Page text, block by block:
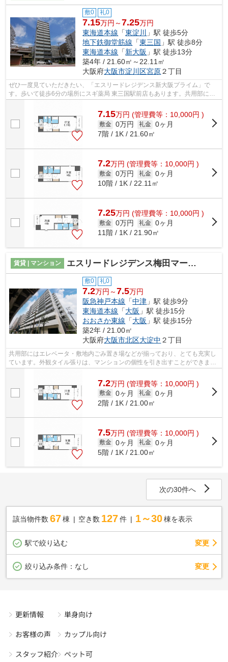
敷0 礼0
7.15万円～7.25万円
東海道本線 「東淀川 」駅 徒歩5分
地下鉄御堂筋線 「東三国 」駅 徒歩8分
東海道本線 「新大阪 」駅 徒歩13分
築4年 / 21.60㎡～22.11㎡
大阪府大阪市淀川区宮原２丁目
ぜひ一度見ていただきたい、「エスリードレジデンス新大阪プライム」で
す。歩いて徒歩6分の場所にスギ薬局 東三国駅前店もあります。共用部には
敷地内ごみ置き場・エレベータなどが揃...
7.15万円 (管理費等：10,000円 )
敷金 0万円 礼金 0ヶ月
7階 / 1K / 21.60㎡
7.2万円 (管理費等：10,000円 )
敷金 0万円 礼金 0ヶ月
10階 / 1K / 22.11㎡
7.25万円 (管理費等：10,000円 )
敷金 0万円 礼金 0ヶ月
11階 / 1K / 21.90㎡
賃貸 | マンション エスリードレジデンス梅田マークス
敷0 礼0
7.2万円～7.5万円
阪急神戸本線 「中津 」駅 徒歩9分
東海道本線 「大阪 」駅 徒歩15分
おおさか東線 「大阪 」駅 徒歩15分
築2年 / 21.00㎡
大阪府大阪市北区大淀中 ２丁目
共用部にはエレベータ・敷地内ごみ置き場などが揃っており、とても充実し
ています。外観タイル張りは、マンションの個性を引き出すことができま
7.2万円 (管理費等：10,000円 )
敷金 0ヶ月 礼金 0ヶ月
2階 / 1K / 21.00㎡
7.5万円 (管理費等：10,000円 )
敷金 0ヶ月 礼金 0ヶ月
5階 / 1K / 21.00㎡
次の30件へ
該当物件数 67棟 空き数 127 件 1～30 棟を表示
駅で絞り込む 変更
絞り込み条件： なし 変更
更新情報
お客様の声
スタッフ紹介
単身向け
カップル向け
ペット可